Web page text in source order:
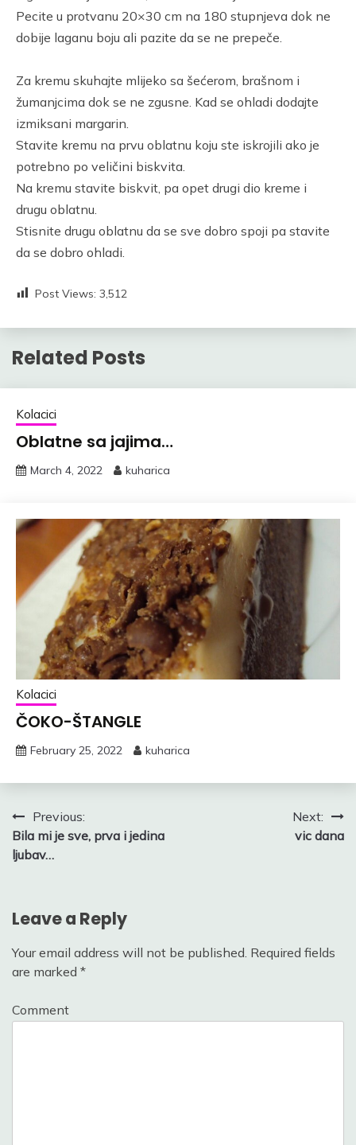
Pecite u protvanu 20×30 cm na 180 stupnjeva dok ne
dobije laganu boju ali pazite da se ne prepeče.
Za kremu skuhajte mlijeko sa šećerom, brašnom i
žumanjcima dok se ne zgusne. Kad se ohladi dodajte
izmiksani margarin.
Stavite kremu na prvu oblatnu koju ste iskrojili ako je
potrebno po veličini biskvita.
Na kremu stavite biskvit, pa opet drugi dio kreme i
drugu oblatnu.
Stisnite drugu oblatnu da se sve dobro spoji pa stavite
da se dobro ohladi.
Post Views: 3,512
Related Posts
Kolacici
Oblatne sa jajima…
March 4, 2022 kuharica
Kolacici
ČOKO-ŠTANGLE
February 25, 2022 kuharica
Post
navigation
Previous:
Bila mi je sve, prva i jedina
ljubav…
Next:
vic dana
Leave a Reply
Your email address will not be published. Required fields
are marked *
Comment